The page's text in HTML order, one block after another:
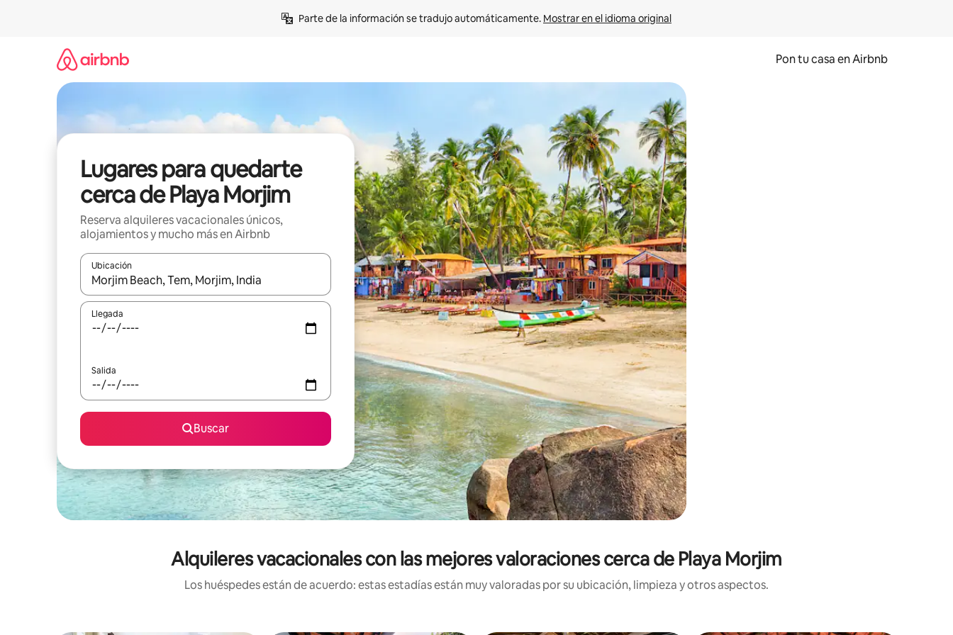
Parte de la información se tradujo automáticamente. Mostrar en el idioma original
Pon tu casa en Airbnb
Lugares para quedarte
cerca de Playa Morjim
Reserva alquileres vacacionales únicos,
alojamientos y mucho más en Airbnb
Ubicación
Cuando los resultados estén disponibles, navega con las teclas de flecha hacia arriba y hacia abajo o explora con el tacto o desliza el dedo.
Llegada
Salida
Buscar
Alquileres vacacionales con las mejores valoraciones cerca de Playa Morjim
Los huéspedes están de acuerdo: estas estadías están muy valoradas por su ubicación, limpieza y otros aspectos.